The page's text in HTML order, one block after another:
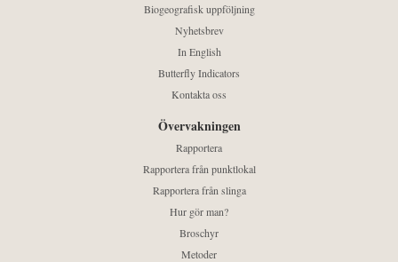
Biogeografisk uppföljning
Nyhetsbrev
In English
Butterfly Indicators
Kontakta oss
Övervakningen
Rapportera
Rapportera från punktlokal
Rapportera från slinga
Hur gör man?
Broschyr
Metoder